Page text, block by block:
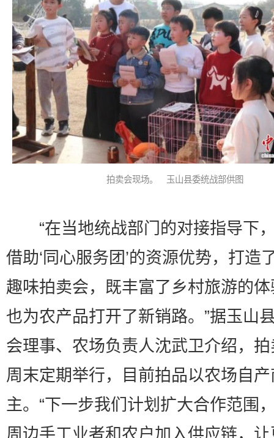
拍卖会现场。 玉山县委统战部供图
“在当地统战部门的对接指导下
借助‘同心服务团’的资源优势，打造
趣味拍卖会，既丰富了乡村旅游的
也为农产品打开了新销路。”据玉山
会理事、农场负责人沈武卫介绍，
周末定期举行，目前拍品以农场自
主。“下一步我们计划扩大合作范围